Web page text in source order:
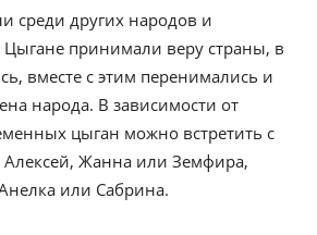
среди других народов и
принимали веру страны, в
вместе с этим перенимались и
народа. В зависимости от
цыган можно встретить с
Жанна или Земфира,
или Сабрина.